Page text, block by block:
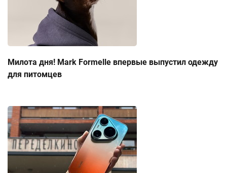
Милота дня! Mark Formelle впервые выпустил одежду
для питомцев